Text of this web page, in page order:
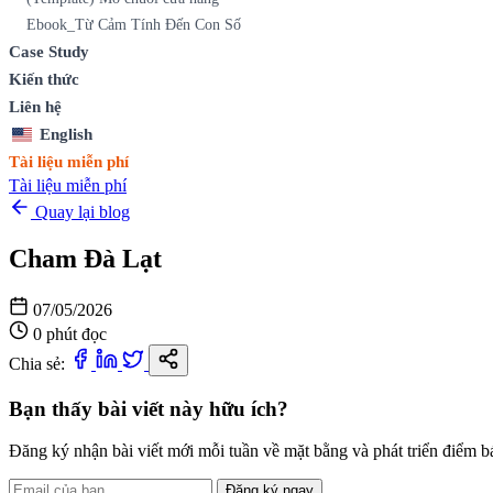
Ebook_Từ Cảm Tính Đến Con Số
Case Study
Kiến thức
Liên hệ
English
Tài liệu miễn phí
Tài liệu miễn phí
Quay lại blog
Cham Đà Lạt
07/05/2026
0 phút đọc
Chia sẻ:
Bạn thấy bài viết này hữu ích?
Đăng ký nhận bài viết mới mỗi tuần về mặt bằng và phát triển điểm